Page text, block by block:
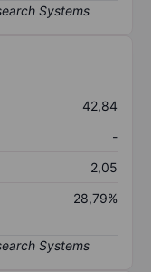
42,84
-
2,05
28,79%